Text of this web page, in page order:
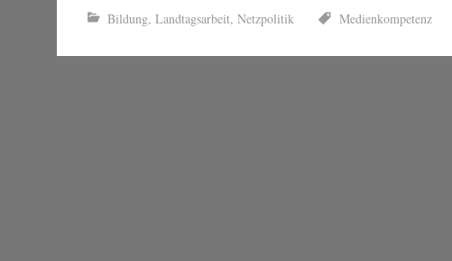
Bildung, Landtagsarbeit, Netzpolitik Medienkompetenz